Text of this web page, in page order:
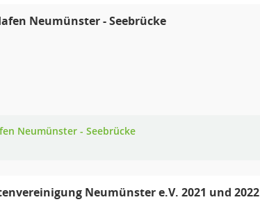
Neumünster - Seebrücke
Neumünster - Seebrücke
Neumünster e.V. 2021 und 2022